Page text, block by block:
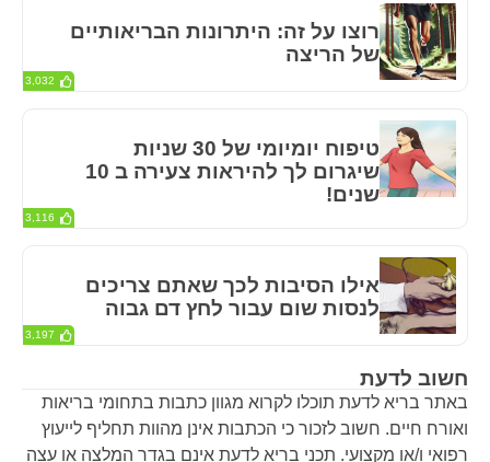
חשוב לדעת
באתר בריא לדעת תוכלו לקרוא מגוון כתבות בתחומי בריאות
ואורח חיים. חשוב לזכור כי הכתבות אינן מהוות תחליף לייעוץ
רפואי ו/או מקצועי. תכני בריא לדעת אינם בגדר המלצה או עצה
רוצו על זה: היתרונות הבריאותיים
של הריצה
3,032
טיפוח יומיומי של 30 שניות
שיגרום לך להיראות צעירה ב 10
שנים!
3,116
אילו הסיבות לכך שאתם צריכים
לנסות שום עבור לחץ דם גבוה
3,197